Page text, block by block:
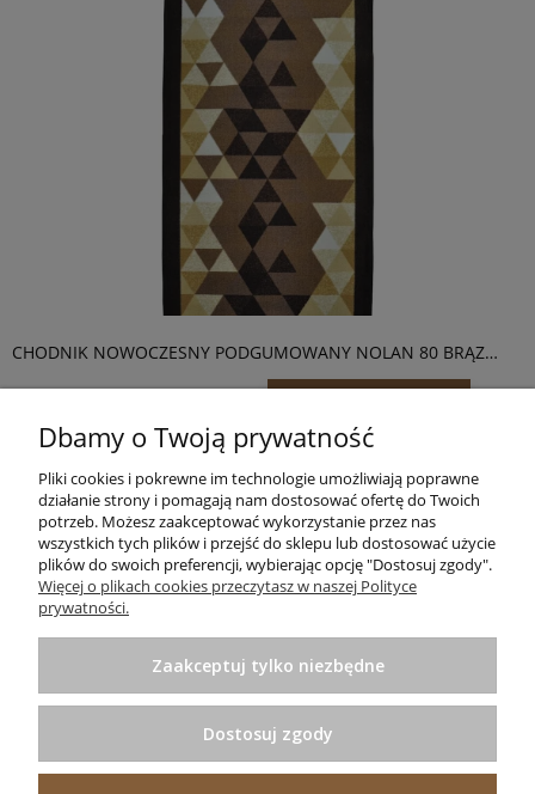
CHODNIK NOWOCZESNY PODGUMOWANY NOLAN 80 BRĄZ
< 1 2 3 4 5 ... 8 >
Informacje
Pomoc
Zakupy
Dbamy o Twoją prywatność
Pliki cookies i pokrewne im technologie umożliwiają poprawne
działanie strony i pomagają nam dostosować ofertę do Twoich
potrzeb. Możesz zaakceptować wykorzystanie przez nas
wszystkich tych plików i przejść do sklepu lub dostosować użycie
plików do swoich preferencji, wybierając opcję "Dostosuj zgody".
Więcej o plikach cookies przeczytasz w naszej Polityce
prywatności.
Zaakceptuj tylko niezbędne
Dostosuj zgody